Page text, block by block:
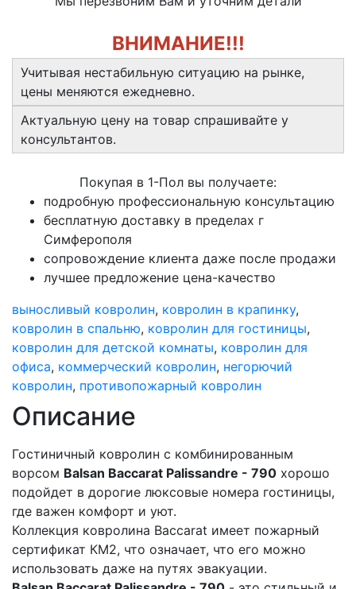
ВНИМАНИЕ!!!
Учитывая нестабильную ситуацию на рынке,
цены меняются ежедневно.
Актуальную цену на товар спрашивайте у
консультантов.
Покупая в 1-Пол вы получаете:
подробную профессиональную консультацию
бесплатную доставку в пределах г
Симферополя
сопровождение клиента даже после продажи
лучшее предложение цена-качество
выносливый ковролин, ковролин в крапинку,
ковролин в спальню, ковролин для гостиницы,
ковролин для детской комнаты, ковролин для
офиса, коммерческий ковролин, негорючий
ковролин, противопожарный ковролин
Описание
Гостиничный ковролин с комбинированным
ворсом Balsan Baccarat Palissandre - 790 хорошо
подойдет в дорогие люксовые номера гостиницы,
где важен комфорт и уют.
Коллекция ковролина Baccarat имеет пожарный
сертификат КМ2, что означает, что его можно
использовать даже на путях эвакуации.